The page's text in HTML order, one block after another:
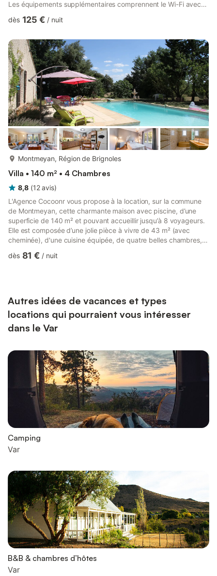
Les équipements supplémentaires comprennent le Wi-Fi avec
les deux étages, un ventilateur ainsi qu'une machine à laver. Un
également à votre disposition pour votre plaisir. Cette villa
dispose d'une piscine privée ouverte à ...
dès 125 € / nuit
Montmeyan, Région de Brignoles
Villa • 140 m² • 4 Chambres
8,8 (12 avis)
L'Agence Cocoonr vous propose à la location, sur la commune
de Montmeyan, cette charmante maison avec piscine, d’une
superficie de 140 m² et pouvant accueillir jusqu’à 8 voyageurs.
Elle est composée d’une jolie pièce à vivre de 43 m² (avec
cheminée), d'une cuisine équipée, de quatre belles chambres,
profiter d’un jardin d’environ 2 000 m². Le logement se compose
dès 81 € / nuit
Autres idées de vacances et types
locations qui pourraient vous intéresser
dans le Var
Camping
Var
B&B & chambres d’hôtes
Var